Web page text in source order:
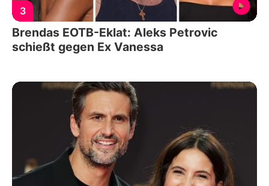
3
Brendas EOTB-Eklat: Aleks Petrovic
schießt gegen Ex Vanessa